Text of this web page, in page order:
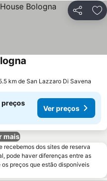
Partilhar
km de San Lazzaro Di Savena
preços
Ver preços
mais
recebemos dos sites de reserva
pode haver diferenças entre as
preços que estão disponíveis